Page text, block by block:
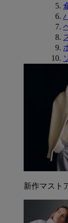
新作マスト